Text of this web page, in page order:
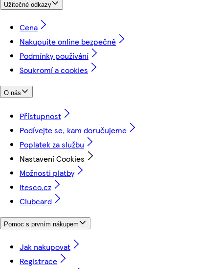
Užitečné odkazy
Cena
Nakupujte online bezpečně
Podmínky používání
Soukromí a cookies
O nás
Přístupnost
Podívejte se, kam doručujeme
Poplatek za službu
Nastavení Cookies
Možnosti platby
itesco.cz
Clubcard
Pomoc s prvním nákupem
Jak nakupovat
Registrace